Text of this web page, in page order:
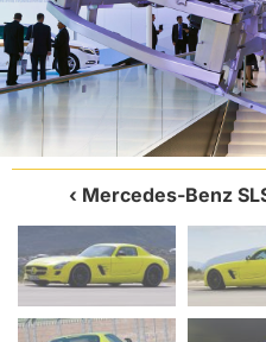
Mercedes-Benz